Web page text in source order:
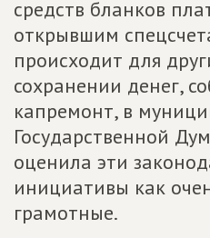
средств бланков
открывшим
происходит для
сохранении денег,
капремонт, в
Государственной
оценила эти
инициативы как
грамотные.